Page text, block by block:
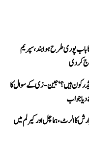
باب پوری طرح ہوا بند، سپریم
کر دی
کون ہیں؟‘ جین-زی کے سوال کا
جواب
کا الرٹ، ہماچل اور کیرلم میں